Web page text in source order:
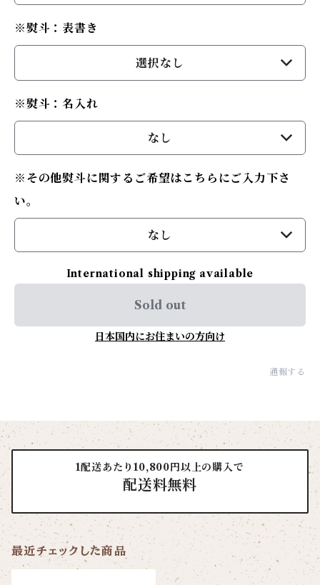
※熨斗：表書き
選択なし
※熨斗：名入れ
なし
※その他熨斗に関するご希望はこちらにご入力下さ
い。
なし
International shipping available
Sold out
日本国内にお住まいの方向け
通報する
1配送あたり10,800円以上の購入で
配送料無料
最近チェックした商品